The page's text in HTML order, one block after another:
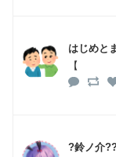
はじめと
【
?鈴ノ介